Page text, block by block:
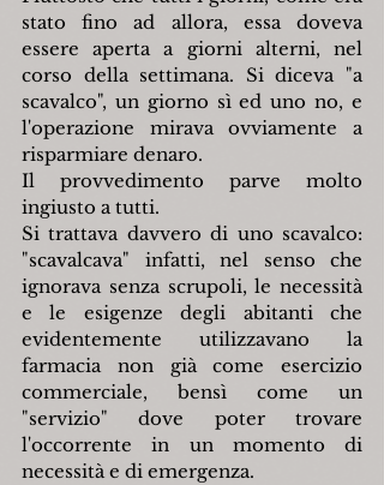
stato fino ad allora, essa doveva
essere aperta a giorni alterni, nel
corso della settimana. Si diceva "a
scavalco", un giorno sì ed uno no, e
l'operazione mirava ovviamente a
risparmiare denaro.
Il provvedimento parve molto
ingiusto a tutti.
Si trattava davvero di uno scavalco:
"scavalcava" infatti, nel senso che
ignorava senza scrupoli, le necessità
e le esigenze degli abitanti che
evidentemente utilizzavano la
farmacia non già come esercizio
commerciale, bensì come un
"servizio" dove poter trovare
l'occorrente in un momento di
necessità e di emergenza.